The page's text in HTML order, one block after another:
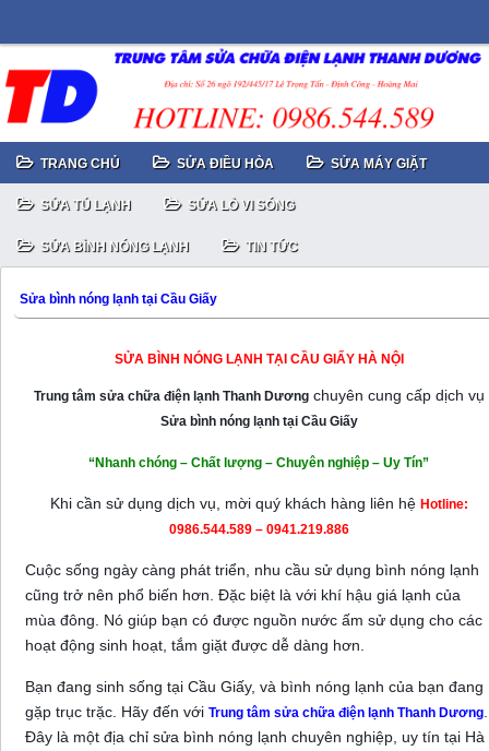
TRANG CHỦ SỬA ĐIỀU HÒA SỬA MÁY GIẶT
SỬA TỦ LẠNH SỬA LÒ VI SÓNG
SỬA BÌNH NÓNG LẠNH TIN TỨC
Sửa bình nóng lạnh tại Cầu Giấy
SỬA BÌNH NÓNG LẠNH TẠI CẦU GIẤY HÀ NỘI
Trung tâm sửa chữa điện lạnh Thanh Dương chuyên cung cấp dịch vụ
Sửa bình nóng lạnh tại Cầu Giấy
“Nhanh chóng – Chất lượng – Chuyên nghiệp – Uy Tín”
Khi cần sử dụng dịch vụ, mời quý khách hàng liên hệ Hotline:
0986.544.589 – 0941.219.886
Cuộc sống ngày càng phát triển, nhu cầu sử dụng bình nóng lạnh
cũng trở nên phổ biến hơn. Đặc biệt là với khí hậu giá lạnh của
mùa đông. Nó giúp bạn có được nguồn nước ấm sử dụng cho các
hoạt động sinh hoạt, tắm giặt được dễ dàng hơn.
Bạn đang sinh sống tại Cầu Giấy, và bình nóng lạnh của bạn đang
gặp trục trặc. Hãy đến với Trung tâm sửa chữa điện lạnh Thanh Dương
Đây là một địa chỉ sửa bình nóng lạnh chuyên nghiệp, uy tín tại Hà